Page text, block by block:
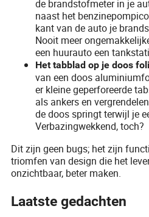
de brandstofmeter in je
naast het
kant van de auto je
Nooit meer
een huurauto een
Het tabblad op je doos
van een doos
er kleine geperforeerde
als ankers en
de doos springt terwijl je
Verbazingwekkend, toch?
Dit zijn geen bugs; het zijn
triomfen van design die het
onzichtbaar, beter maken.
Laatste gedachten